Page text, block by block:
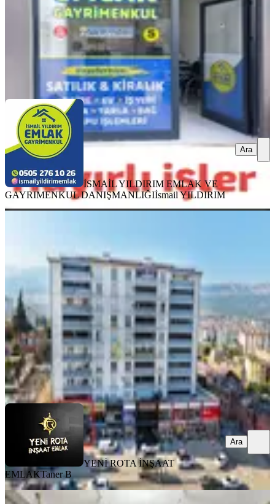
İSMAİL YILDIRIM EMLAK VE GAYRIMENKUL
DANIŞMANLIĞIİsmail YILDIRIM
İSMAİL YILDIRIM EMLAK VE
GAYRIMENKUL DANIŞMANLIĞIİsmail YILDIRIM
Ara
Onikişubat, Karamanlı Mahallesi
1 Oda· 601 m²·Düz Giriş (Zemin)·03.08.2026
25.000.000 ₺
YENİ ROTA İNŞAAT EMLAKTaner B
Ara
YENİ ROTA İNŞAAT
EMLAKTaner B
Ara